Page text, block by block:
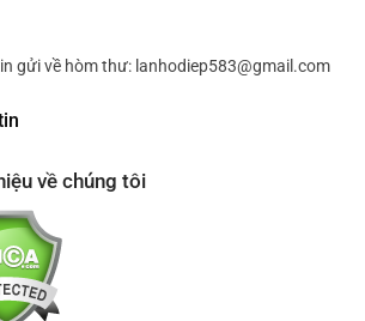
gửi về hòm thư: lanhodiep583@gmail.com
về chúng tôi